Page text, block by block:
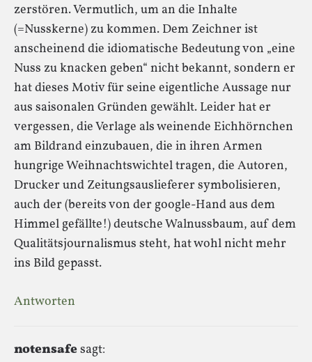
zerstören. Vermutlich, um an die Inhalte
(=Nusskerne) zu kommen. Dem Zeichner ist
anscheinend die idiomatische Bedeutung von „eine
Nuss zu knacken geben“ nicht bekannt, sondern er
hat dieses Motiv für seine eigentliche Aussage nur
aus saisonalen Gründen gewählt. Leider hat er
vergessen, die Verlage als weinende Eichhörnchen
am Bildrand einzubauen, die in ihren Armen
hungrige Weihnachtswichtel tragen, die Autoren,
Drucker und Zeitungsauslieferer symbolisieren,
auch der (bereits von der google-Hand aus dem
Himmel gefällte!) deutsche Walnussbaum, auf dem
Qualitätsjournalismus steht, hat wohl nicht mehr
ins Bild gepasst.
Antworten
notensafesagt: